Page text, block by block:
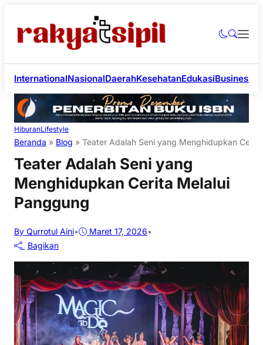
InternationalNasionalDaerahKesehatanEdukasiBusiness
HiburanLifestyle
Beranda » Blog » Teater Adalah Seni yang Menghidupkan
Teater Adalah Seni yang
Menghidupkan Cerita Melalui
Panggung
By Qurrotul Aini• Maret 17, 2026•
Bagikan